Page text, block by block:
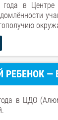
в Центре
РЕБЕНОК
в ЦДО